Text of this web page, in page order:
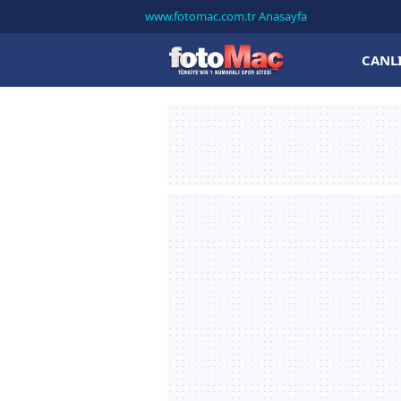
www.fotomac.com.tr Anasayfa